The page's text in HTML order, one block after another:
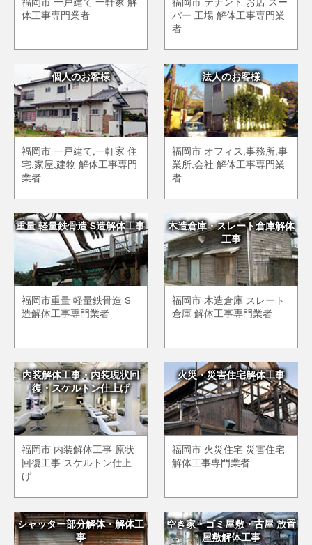
体工事専門業者
パー 工場 解体工事専門業
者
個人のお客様
福岡市 一戸建て,一軒家 住
宅,家屋,建物 解体工事専門
業者
法人のお客様
福岡市 オフィス,事務所,事
業所,会社 解体工事専門業
者
重量 軽量鉄骨造 S造解体工事
福岡市重量 軽量鉄骨造 S
造解体工事専門業者
木造倉庫・スレート倉庫解体
工事
福岡市 木造倉庫 スレート
倉庫 解体工事専門業者
内装解体工事・内装現状回
復・スケルトン仕上げ
福岡市 内装解体工事 原状
回復工事 スケルトン仕上
げ
火災・災害住宅解体工事
福岡市 火災住宅 災害住宅
解体工事専門業者
シャッター部分解体・解体工
事
空き家・ゴミ屋敷・古屋 放置
屋敷解体工事